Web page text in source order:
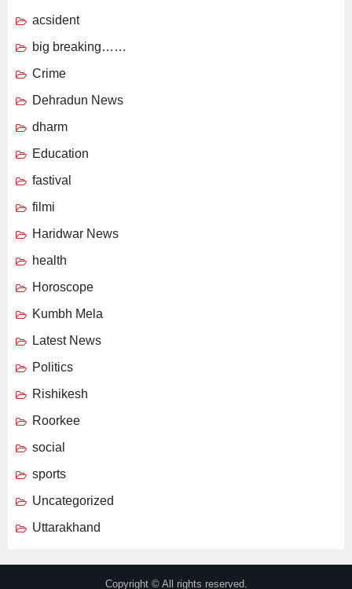
acsident
big breaking……
Crime
Dehradun News
dharm
Education
fastival
filmi
Haridwar News
health
Horoscope
Kumbh Mela
Latest News
Politics
Rishikesh
Roorkee
social
sports
Uncategorized
Uttarakhand
Copyright © All rights reserved.